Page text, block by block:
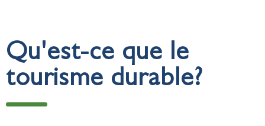
Qu'est-ce que le
tourisme durable?